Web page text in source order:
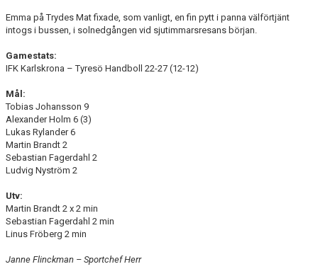
Emma på Trydes Mat fixade, som vanligt, en fin pytt i panna välförtjänt
intogs i bussen, i solnedgången vid sjutimmarsresans början.
Gamestats:
IFK Karlskrona – Tyresö Handboll 22-27 (12-12)
Mål:
Tobias Johansson 9
Alexander Holm 6 (3)
Lukas Rylander 6
Martin Brandt 2
Sebastian Fagerdahl 2
Ludvig Nyström 2
Utv:
Martin Brandt 2 x 2 min
Sebastian Fagerdahl 2 min
Linus Fröberg 2 min
Janne Flinckman – Sportchef Herr